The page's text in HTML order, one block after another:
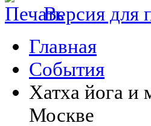
Версия для
Главная
События
Хатха йога и
Москве